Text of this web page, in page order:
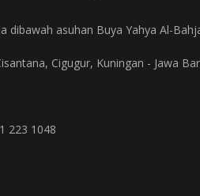
dibawah asuhan Buya Yahya Al-
Cigugur, Kuningan - Jawa
223 1048